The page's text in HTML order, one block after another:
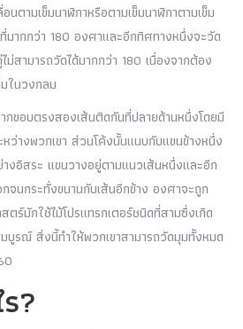
นตามเข็มนาฬิกาหรือตามเข็มนาฬิกาตามเข็ม
ากกว่า 180 องศาและอีกทิศทางหนึ่งจะวัด
สามารถวัดได้มากกว่า 180 เนื่องจากต้อง
ในวงกลม
กขอบตรงสองเส้นติดกันที่ปลายด้านหนึ่งโดยมี
ว่างพวกเขา ส่วนโค้งนั้นแนบกับแขนข้างหนึ่ง
งอิสระ แขนวางอยู่ตามแนวเส้นหนึ่งและอีก
จนกระทั่งขนานกับเส้นอีกข้าง องศาจะถูก
ตร์มักใช้ไม้โปรแทรกเตอร์ชนิดที่สามซึ่งเกิด
บูรณ์ สิ่งนี้ทำให้พวกเขาสามารถวัดมุมทั้งหมด
?